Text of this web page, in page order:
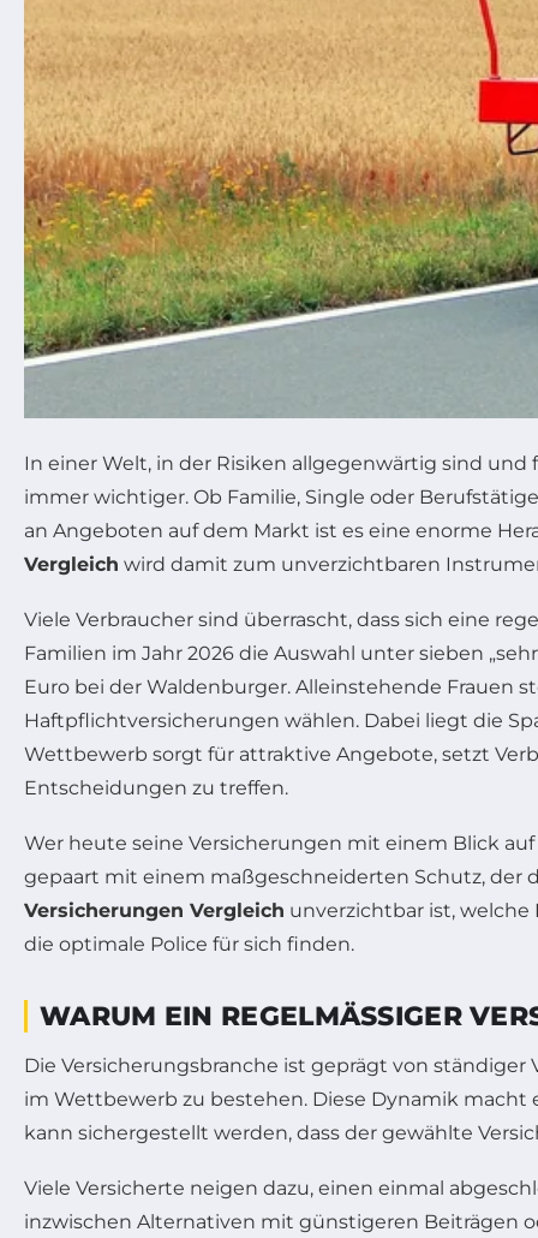
In einer Welt, in der Risiken allgegenwärtig sind
immer wichtiger. Ob Familie, Single oder
an Angeboten auf dem Markt ist es eine enorme
Vergleich wird damit zum unverzichtbaren
Viele Verbraucher sind überrascht, dass sich eine
Familien im Jahr 2026 die Auswahl unter sieben
Euro bei der Waldenburger. Alleinstehende Frauen
Haftpflichtversicherungen wählen. Dabei liegt die
Wettbewerb sorgt für attraktive Angebote, setzt
Entscheidungen zu treffen.
Wer heute seine Versicherungen mit einem Blick
gepaart mit einem maßgeschneiderten Schutz, der
Versicherungen Vergleich unverzichtbar ist,
die optimale Police für sich finden.
WARUM EIN REGELMÄSSIGER
Die Versicherungsbranche ist geprägt von ständiger
im Wettbewerb zu bestehen. Diese Dynamik
kann sichergestellt werden, dass der gewählte
Viele Versicherte neigen dazu, einen einmal
inzwischen Alternativen mit günstigeren Beiträgen